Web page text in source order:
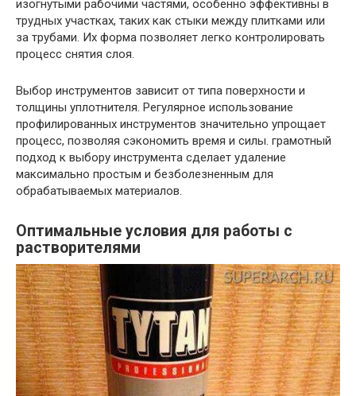
изогнутыми рабочими частями, особенно эффективны в
трудных участках, таких как стыки между плитками или
за трубами. Их форма позволяет легко контролировать
процесс снятия слоя.
Выбор инструментов зависит от типа поверхности и
толщины уплотнителя. Регулярное использование
профилированных инструментов значительно упрощает
процесс, позволяя сэкономить время и силы. грамотный
подход к выбору инструмента сделает удаление
максимально простым и безболезненным для
обрабатываемых материалов.
Оптимальные условия для работы с
растворителями